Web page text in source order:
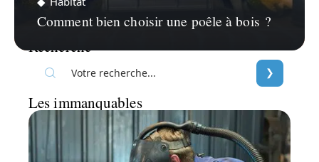
Comment bien choisir une poêle à bois ?
Recherche
Les immanquables